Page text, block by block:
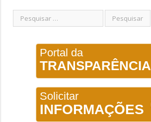
Portal da
TRANSPARÊNCIA
Solicitar
INFORMAÇÕES